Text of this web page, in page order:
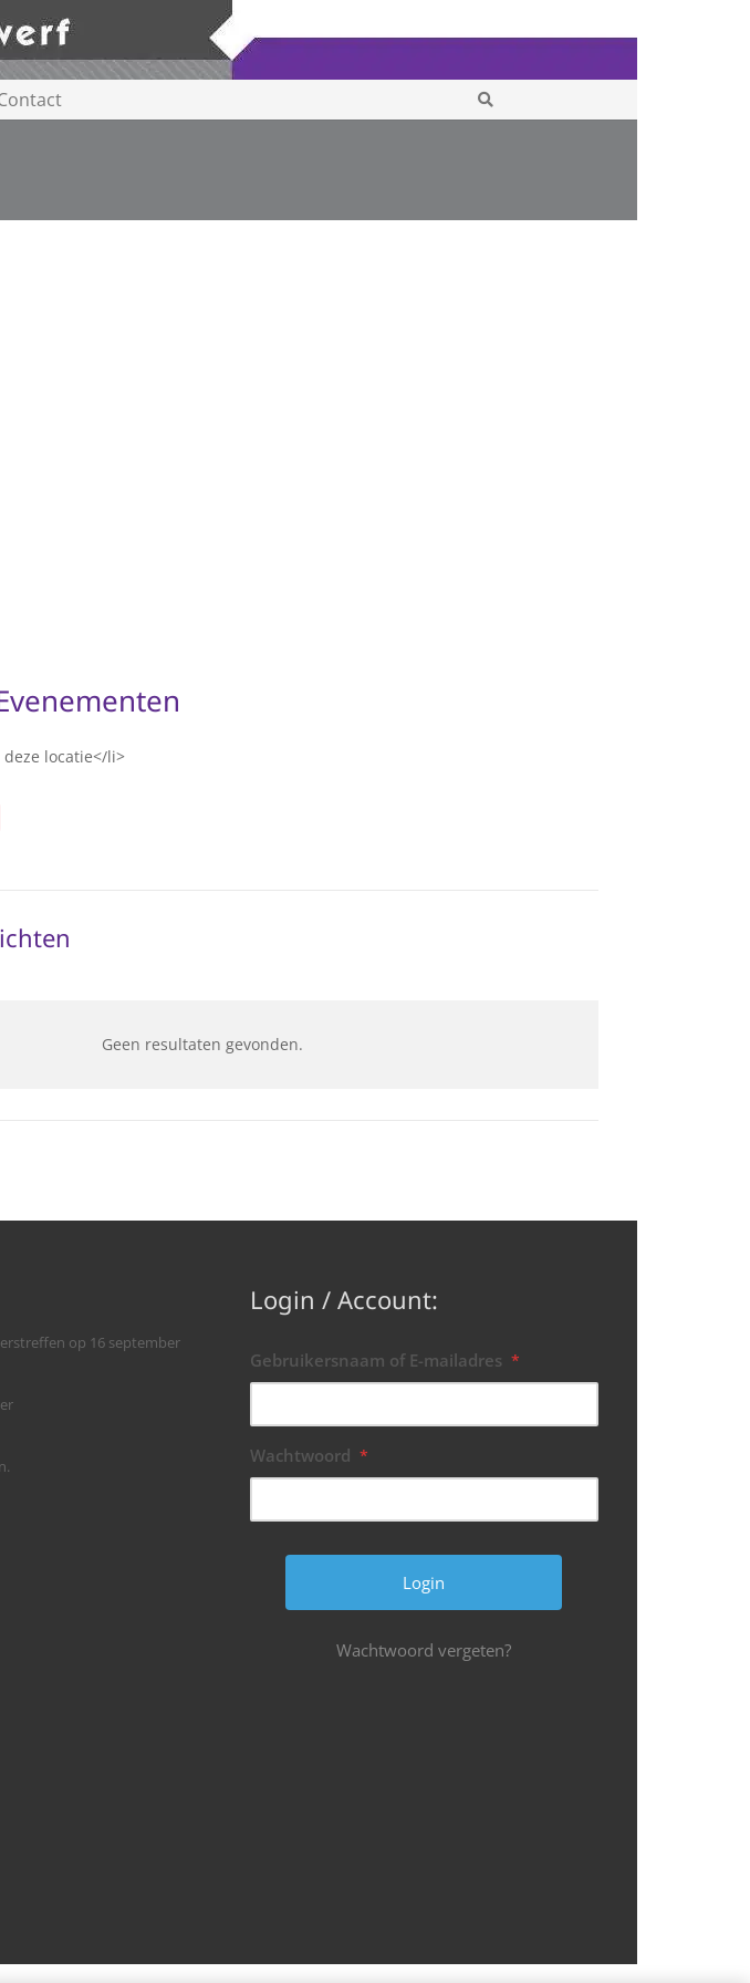
locatie</li>
Geen resultaten gevonden.
op 16 september
Login / Account:
Gebruikersnaam of E-mailadres *
Wachtwoord *
Wachtwoord vergeten?